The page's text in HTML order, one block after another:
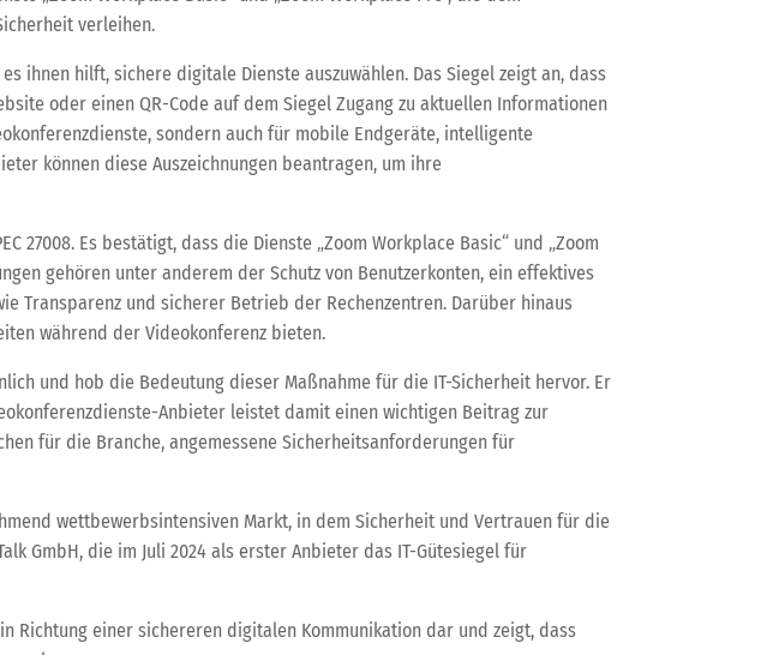
verleihen.
ihnen hilft, sichere digitale Dienste auszuwählen. Das Siegel zeigt an, dass
oder einen QR-Code auf dem Siegel Zugang zu aktuellen Informationen
sondern auch für mobile Endgeräte, intelligente
können diese Auszeichnungen beantragen, um ihre
27008. Es bestätigt, dass die Dienste „Zoom Workplace Basic“ und „Zoom
gehören unter anderem der Schutz von Benutzerkonten, ein effektives
Transparenz und sicherer Betrieb der Rechenzentren. Darüber hinaus
während der Videokonferenz bieten.
und hob die Bedeutung dieser Maßnahme für die IT-Sicherheit hervor. Er
Anbieter leistet damit einen wichtigen Beitrag zur
für die Branche, angemessene Sicherheitsanforderungen für
wettbewerbsintensiven Markt, in dem Sicherheit und Vertrauen für die
GmbH, die im Juli 2024 als erster Anbieter das IT-Gütesiegel für
Richtung einer sichereren digitalen Kommunikation dar und zeigt, dass